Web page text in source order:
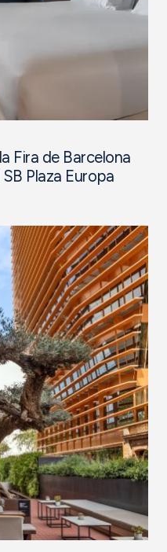
Fira de Barcelona
Plaza Europa